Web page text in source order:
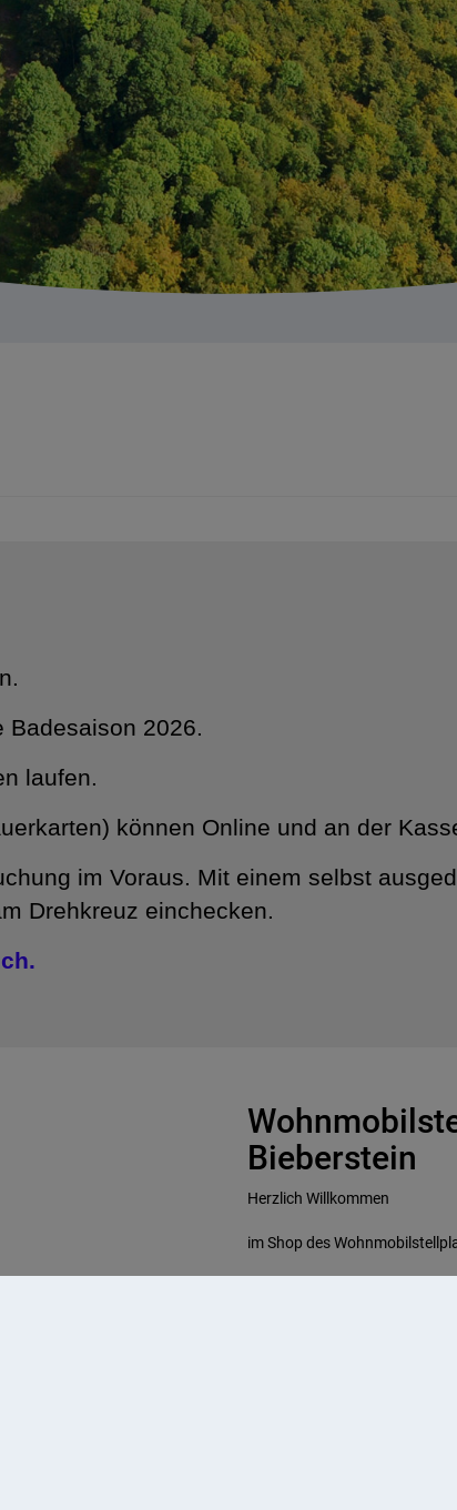
2026.
laufen.
können Online und an der
im Voraus. Mit einem selbst
Drehkreuz einchecken.
Bieberstein
Herzlich Willkommen
im Shop des